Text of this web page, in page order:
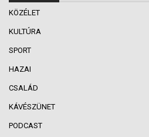
KÖZÉLET
KULTÚRA
SPORT
HAZAI
CSALÁD
KÁVÉSZÜNET
PODCAST